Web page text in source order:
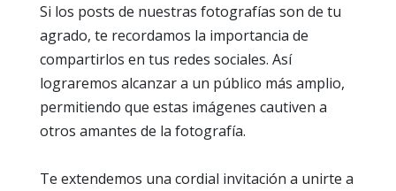
Si los posts de nuestras fotografías son de tu
agrado, te recordamos la importancia de
compartirlos en tus redes sociales. Así
lograremos alcanzar a un público más amplio,
permitiendo que estas imágenes cautiven a
otros amantes de la fotografía.
Te extendemos una cordial invitación a unirte a